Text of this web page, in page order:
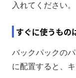
入れてください。
すぐに使うもの
バックパックの
に配置すると、